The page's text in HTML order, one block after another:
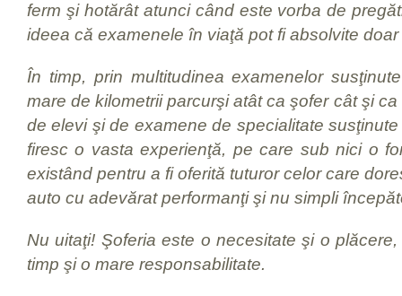
ferm şi hotărât atunci când este vorba de
ideea că examenele în viaţă pot fi absolvite
În timp, prin multitudinea examenelor
mare de kilometrii parcurşi atât ca şofer cât şi
de elevi şi de examene de specialitate
firesc o vasta experienţă, pe care sub nici o
existând pentru a fi oferită tuturor celor care
auto cu adevărat performanţi şi nu simpli
Nu uitaţi! Şoferia este o necesitate şi o
timp şi o mare responsabilitate.